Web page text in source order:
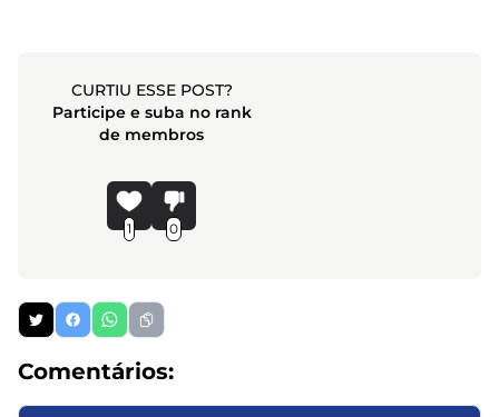
CURTIU ESSE POST?
Participe e suba no rank
de membros
1 0
Comentários: